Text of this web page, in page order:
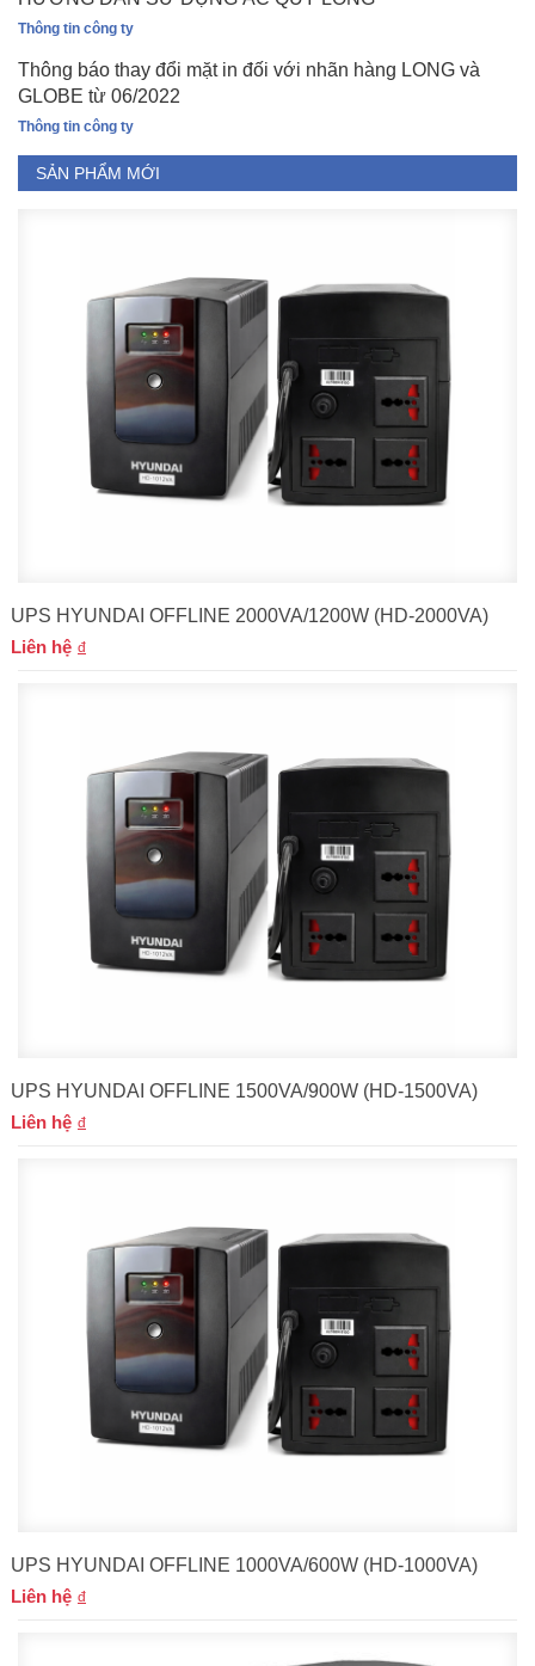
Thông tin công ty
Thông báo thay đổi mặt in đối với nhãn hàng LONG và
GLOBE từ 06/2022
Thông tin công ty
SẢN PHẨM MỚI
UPS HYUNDAI OFFLINE 2000VA/1200W (HD-2000VA)
Liên hệ
UPS HYUNDAI OFFLINE 1500VA/900W (HD-1500VA)
Liên hệ
UPS HYUNDAI OFFLINE 1000VA/600W (HD-1000VA)
Liên hệ